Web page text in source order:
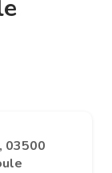
03500